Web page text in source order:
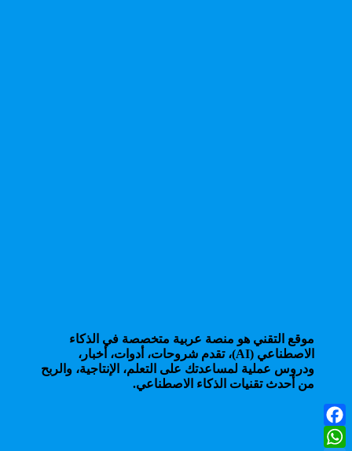
موقع التقني هو منصة عربية متخصصة في الذكاء
الاصطناعي (AI)، تقدم شروحات، أدوات، أخبار،
ودروس عملية لمساعدتك على التعلم، الإنتاجية، والربح
من أحدث تقنيات الذكاء الاصطناعي.
Facebook